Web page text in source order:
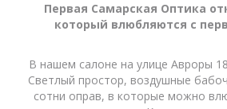
Первая Самарская Оптика
который влюбляются с
В нашем салоне на улице Авроры
Светлый простор, воздушные
сотни оправ, в которые можно